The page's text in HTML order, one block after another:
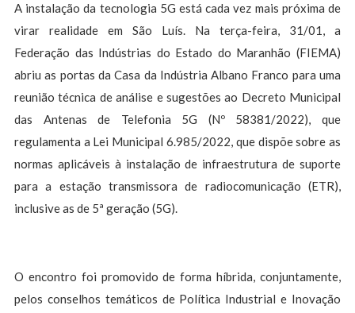
A instalação da tecnologia 5G está cada vez mais próxima de
virar realidade em São Luís. Na terça-feira, 31/01, a
Federação das Indústrias do Estado do Maranhão (FIEMA)
abriu as portas da Casa da Indústria Albano Franco para uma
reunião técnica de análise e sugestões ao Decreto Municipal
das Antenas de Telefonia 5G (Nº 58381/2022), que
regulamenta a Lei Municipal 6.985/2022, que dispõe sobre as
normas aplicáveis à instalação de infraestrutura de suporte
para a estação transmissora de radiocomunicação (ETR),
inclusive as de 5ª geração (5G).
O encontro foi promovido de forma híbrida, conjuntamente,
pelos conselhos temáticos de Política Industrial e Inovação